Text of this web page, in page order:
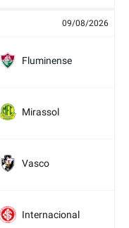
09/08/2026
Fluminense
Mirassol
Vasco
Internacional